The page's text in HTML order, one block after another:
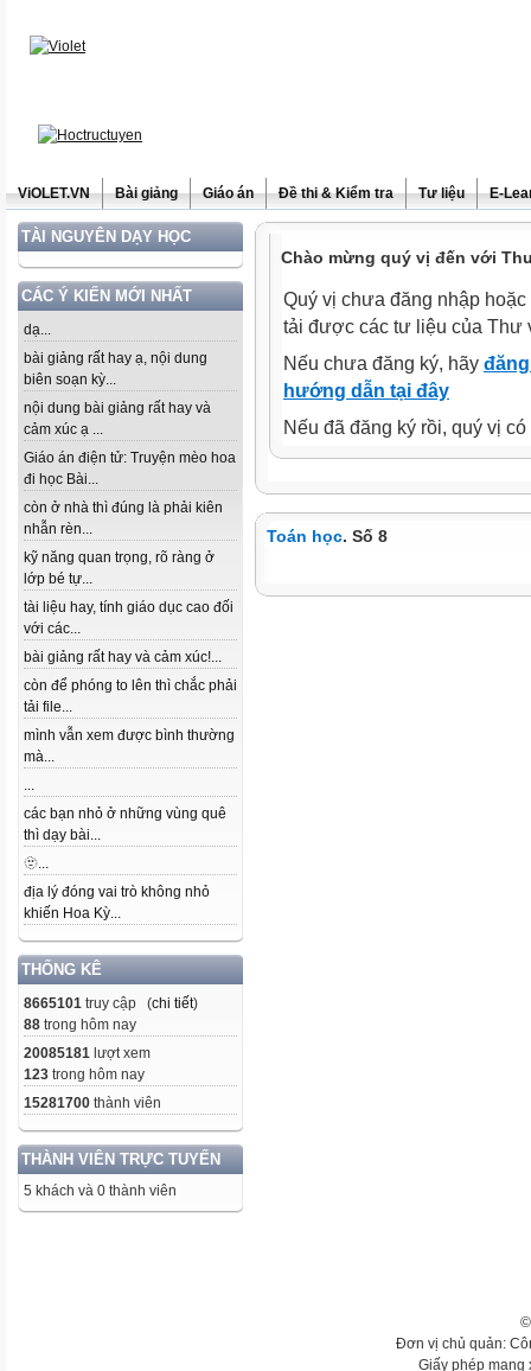
ViOLET.VN Bài giảng Giáo án Đề thi & Kiểm tra Tư liệu E-
TÀI NGUYÊN DẠY HỌC
CÁC Ý KIẾN MỚI NHẤT
dạ...
bài giảng rất hay ạ, nội dung
biên soạn kỳ...
nội dung bài giảng rất hay và
cảm xúc ạ ...
Giáo án điện tử: Truyện mèo hoa
đi học Bài...
còn ở nhà thì đúng là phải kiên
nhẫn rèn...
kỹ năng quan trọng, rõ ràng ở
lớp bé tự...
tài liệu hay, tính giáo dục cao đối
với các...
bài giảng rất hay và cảm xúc!...
còn để phóng to lên thì chắc phải
tải file...
mình vẫn xem được bình thường
mà...
...
các bạn nhỏ ở những vùng quê
thì dạy bài...
🫥...
địa lý đóng vai trò không nhỏ
khiến Hoa Kỳ...
THỐNG KÊ
8665101 truy cập (chi tiết)
88 trong hôm nay
20085181 lượt xem
123 trong hôm nay
15281700 thành viên
THÀNH VIÊN TRỰC TUYẾN
5 khách và 0 thành viên
Chào mừng quý vị đến với
Quý vị chưa đăng nhập
tải được các tư liệu của Thư
Nếu chưa đăng ký, hãy
hướng dẫn tại đây
Nếu đã đăng ký rồi, quý vị
Toán học. Số 8
Đơn vị chủ quản:
Giấy phép mạng